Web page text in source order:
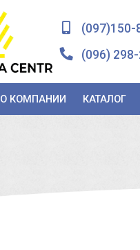
(097)150-
(096)
О КОМПАНИИ КАТАЛОГ